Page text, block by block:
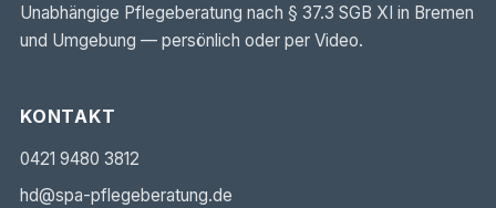
Unabhängige Pflegeberatung nach § 37.3 SGB XI in Bremen
und Umgebung — persönlich oder per Video.
KONTAKT
0421 9480 3812
hd@spa-pflegeberatung.de